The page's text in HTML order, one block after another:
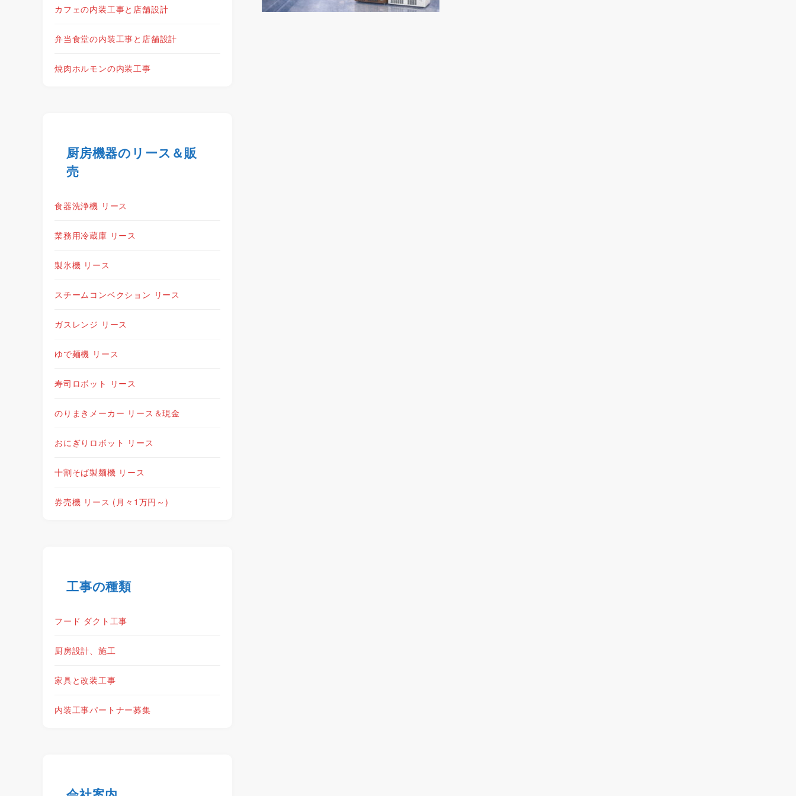
カフェの内装工事と店舗設計
弁当食堂の内装工事と店舗設計
焼肉ホルモンの内装工事
厨房機器のリース＆販
売
食器洗浄機 リース
業務用冷蔵庫 リース
製氷機 リース
スチームコンベクション リース
ガスレンジ リース
ゆで麺機 リース
寿司ロボット リース
のりまきメーカー リース＆現金
おにぎりロボット リース
十割そば製麺機 リース
券売機 リース (月々1万円～)
工事の種類
フード ダクト工事
厨房設計、施工
家具と改装工事
内装工事パートナー募集